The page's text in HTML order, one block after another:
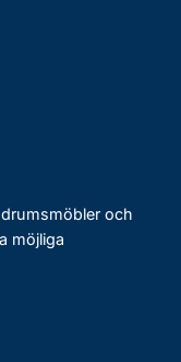
och
möjliga